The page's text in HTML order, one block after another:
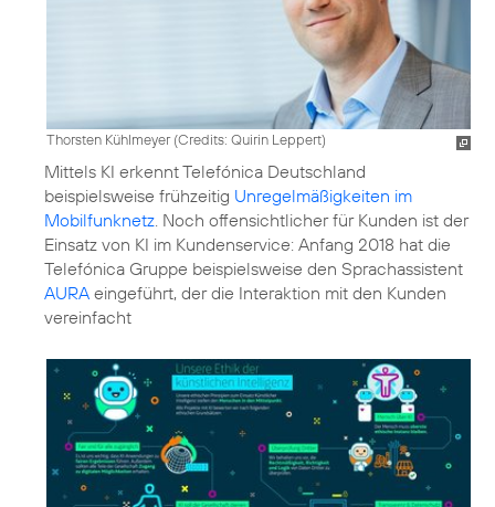
Thorsten Kühlmeyer (Credits: Quirin Leppert)
Mittels KI erkennt Telefónica Deutschland
beispielsweise frühzeitig Unregelmäßigkeiten im
Mobilfunknetz . Noch offensichtlicher für Kunden ist der
Einsatz von KI im Kundenservice: Anfang 2018 hat die
Telefónica Gruppe beispielsweise den Sprachassistent
AURA eingeführt, der die Interaktion mit den Kunden
vereinfacht